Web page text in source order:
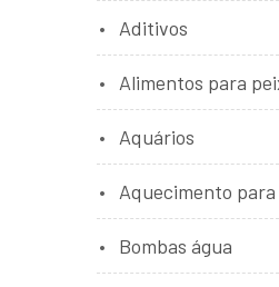
Aditivos
Alimentos para
Aquários
Aquecimento
Bombas água